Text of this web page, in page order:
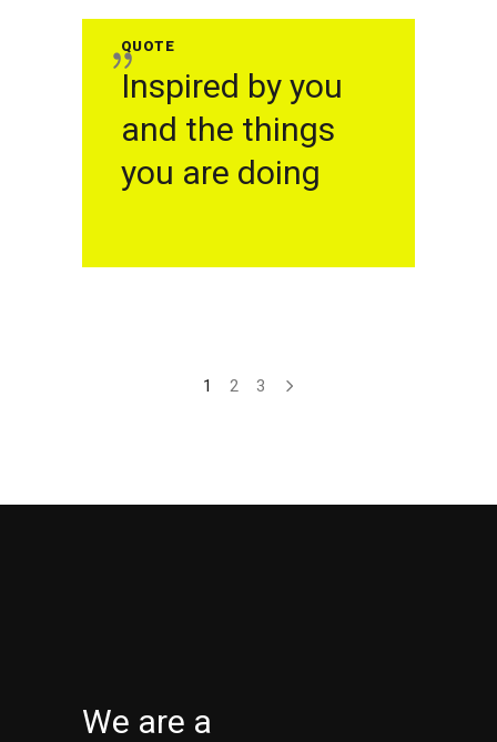
QUOTE
Inspired by you
and the things
you are doing
1 2 3
We are a